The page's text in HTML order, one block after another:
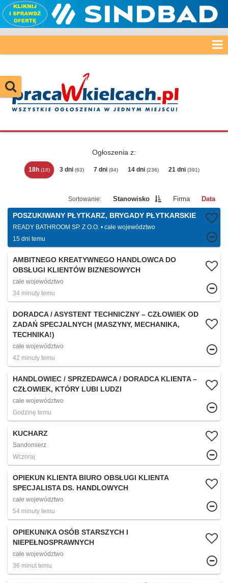
Ogłoszenia z:
18h (18) 3 dni (63) 7 dni (94) 14 dni (236) 21 dni (391)
Stanowisko Firma Data
POSZUKIWANY PŁYTKARZ, BRYGADY PŁYTKARSKIE
READY BATHROOM SP. Z O.O.
całe województwo
15 dni temu
AMBITNEGO KREATYWNEGO HANDLOWCA DO
OBSŁUGI KLIENTÓW BIZNESOWYCH
całe województwo
34 minuty temu
DORADCA / ASYSTENT TECHNICZNY – CZŁOWIEK OD
ZADAŃ SPECJALNYCH (MASZYNY, MECHANIKA,
TECHNIKA!)
całe województwo
42 minuty temu
HANDLOWIEC / SPRZEDAWCA / DORADCA KLIENTA –
CZŁOWIEK, KTÓRY LUBI LUDZI
całe województwo
Godzinę temu
KUCHARZ
Sandomierz
Wczoraj
OPIEKUN KLIENTA BIURO OBSŁUGI KLIENTA
SPECJALISTA DS. HANDLOWYCH
całe województwo
54 minuty temu
OPIEKUN/KA OSÓB STARSZYCH I
NIEPEŁNOSPRAWNYCH
całe województwo
36 minut temu